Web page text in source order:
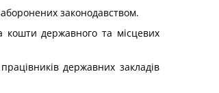
законодавством.
кошти державного та місцевих
державних закладів